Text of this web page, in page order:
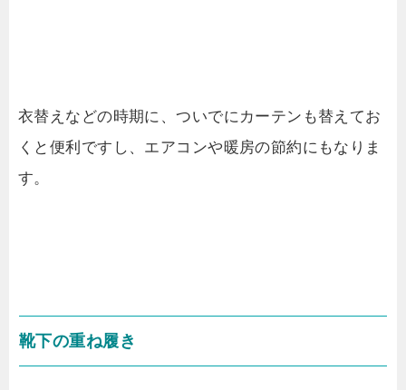
衣替えなどの時期に、ついでにカーテンも替えてお
くと便利ですし、エアコンや暖房の節約にもなりま
す。
靴下の重ね履き